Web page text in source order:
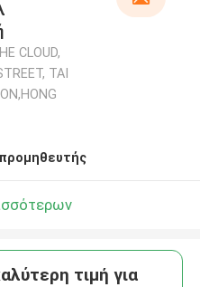
CLOUD,
TAI
τιμή για